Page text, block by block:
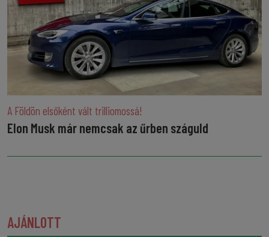
A Földön elsőként vált trilliomossá!
Elon Musk már nemcsak az űrben száguld
AJÁNLOTT